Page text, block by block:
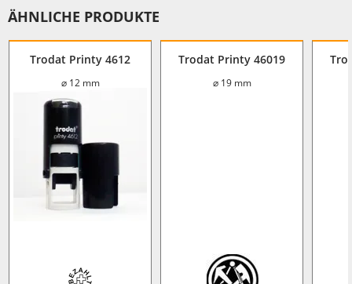
ÄHNLICHE PRODUKTE
Trodat Printy 4612
⌀ 12 mm
Trodat Printy 46019
⌀ 19 mm